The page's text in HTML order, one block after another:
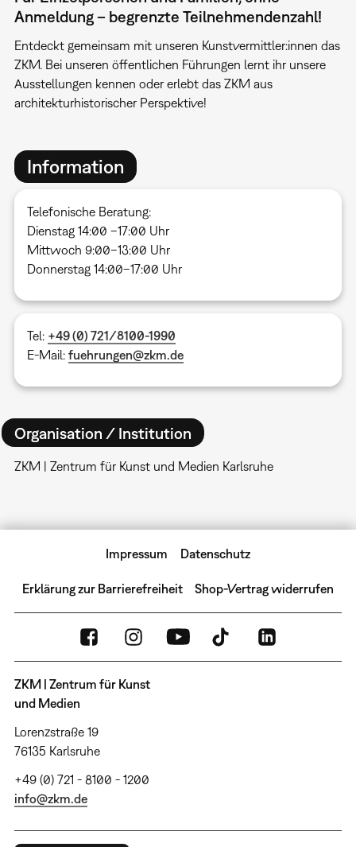
Anmeldung – begrenzte Teilnehmendenzahl!
Entdeckt gemeinsam mit unseren Kunstvermittler:innen das
ZKM. Bei unseren öffentlichen Führungen lernt ihr unsere
Ausstellungen kennen oder erlebt das ZKM aus
architekturhistorischer Perspektive!
Information
Telefonische Beratung:
Dienstag 14:00 –17:00 Uhr
Mittwoch 9:00–13:00 Uhr
Donnerstag 14:00–17:00 Uhr
Tel: +49 (0) 721/8100-1990
E-Mail: fuehrungen@zkm.de
Organisation / Institution
ZKM | Zentrum für Kunst und Medien Karlsruhe
Impressum Datenschutz
Erklärung zur Barrierefreiheit Shop-Vertrag widerrufen
ZKM | Zentrum für Kunst
und Medien
Lorenzstraße 19
76135 Karlsruhe
+49 (0) 721 - 8100 - 1200
info@zkm.de